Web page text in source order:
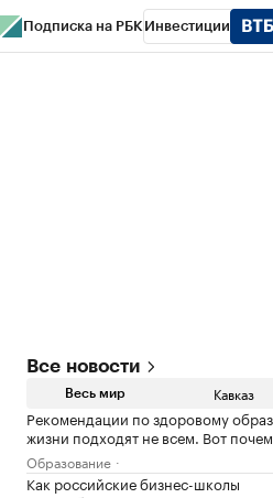
Подписка на РБК Инвестиции
Все новости
Весь мир Кавказ
Рекомендации по здоровому
жизни подходят не всем. Вот
Образование
Как российские бизнес-школы